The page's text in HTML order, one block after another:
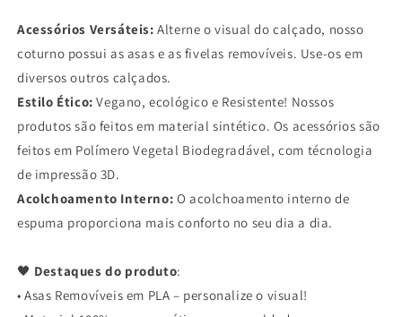
Acessórios Versáteis: Alterne o visual do calçado, nosso
coturno possui as asas e as fivelas removíveis. Use-os em
diversos outros calçados.
Estilo Ético: Vegano, ecológico e Resistente! Nossos
produtos são feitos em material sintético. Os acessórios são
feitos em Polímero Vegetal Biodegradável, com técnologia
de impressão 3D.
Acolchoamento Interno: O acolchoamento interno de
espuma proporciona mais conforto no seu dia a dia.
🖤 Destaques do produto:
• Asas Removíveis em PLA – personalize o visual!